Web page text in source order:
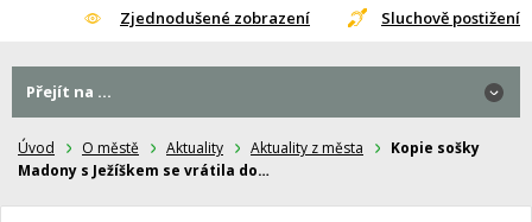
Zjednodušené zobrazení Sluchově postižení
Úvod O městě Aktuality Aktuality z města
Kopie sošky
Madony s Ježíškem se vrátila do…
Přejít na ...